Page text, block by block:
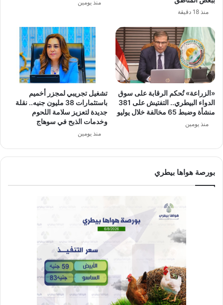
منذ 18 دقيقة
منذ يومين
«الزراعة» تُحكم الرقابة على سوق
الدواء البيطري.. التفتيش على 381
منشأة وضبط 65 مخالفة خلال يوليو
منذ يومين
تشغيل تجريبي لمجزر أخميم
باستثمارات 38 مليون جنيه.. نقلة
جديدة لتعزيز سلامة اللحوم
وخدمات الذبح في سوهاج
منذ يومين
بورصة هواها بيطري